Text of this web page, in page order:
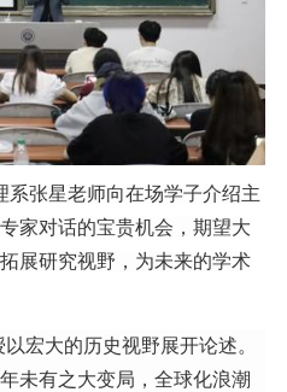
系张星老师向在场学子介绍主
家对话的宝贵机会，期望大
展研究视野，为未来的学术
宏大的历史视野展开论述。
未有之大变局，全球化浪潮